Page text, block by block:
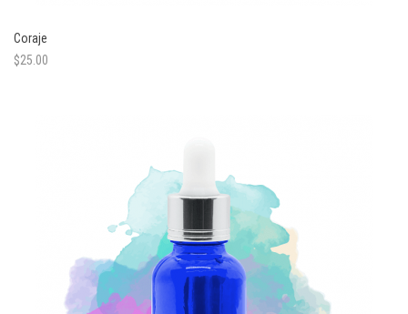
Coraje
$25.00